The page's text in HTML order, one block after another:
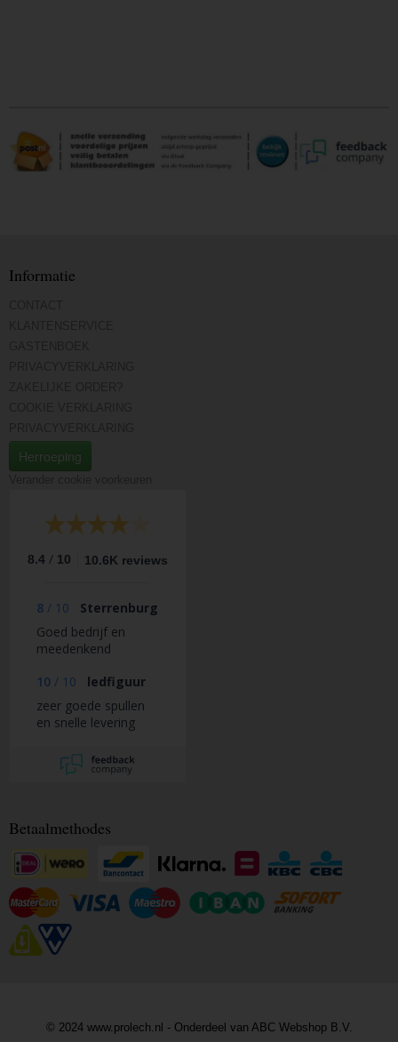
Informatie
Herroeping
8.4 / 10 10.6K reviews
8 / 10
Sterrenburg
Goed bedrijf en
meedenkend
10 / 10
ledfiguur
zeer goede spullen
en snelle levering
Betaalmethodes